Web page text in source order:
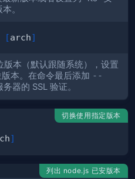
。
[arch]
版本（默认跟随系统），设置
本。在命令最后添加 --
器的 SSL 验证。
切换使用指定版本
]
列出 node.js 已安版本